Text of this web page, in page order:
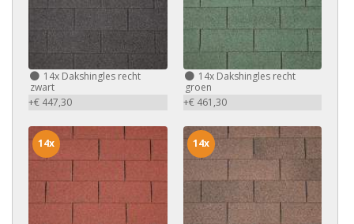
14x Dakshingles recht
zwart
+€ 447,30
14xDakshingles recht
groen
+€ 461,30
14x 14x